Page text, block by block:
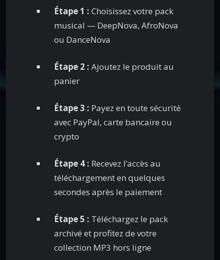
Étape 1 : Choisissez votre pack
musical — DeepNova, AfroNova
ou DanceNova
Étape 2 : Ajoutez le produit au
panier
Étape 3 : Payez en toute sécurité
avec PayPal, carte bancaire ou
crypto
Étape 4 : Recevez l’accès au
téléchargement en quelques
secondes après le paiement
Étape 5 : Téléchargez le pack
archivé et profitez de votre
collection MP3 hors ligne